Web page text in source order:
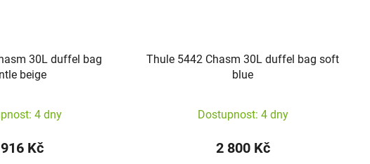
30L duffel bag
beige
4 dny
Kč
Thule 5442 Chasm 30L duffel bag soft
blue
Dostupnost: 4 dny
2 800 Kč